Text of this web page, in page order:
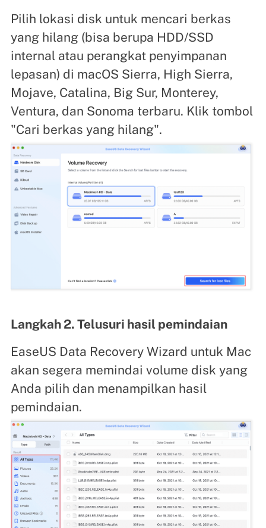
Pilih lokasi disk untuk mencari berkas
yang hilang (bisa berupa HDD/SSD
internal atau perangkat penyimpanan
lepasan) di macOS Sierra, High Sierra,
Mojave, Catalina, Big Sur, Monterey,
Ventura, dan Sonoma terbaru. Klik tombol
"Cari berkas yang hilang".
Langkah 2. Telusuri hasil pemindaian
EaseUS Data Recovery Wizard untuk Mac
akan segera memindai volume disk yang
Anda pilih dan menampilkan hasil
pemindaian.